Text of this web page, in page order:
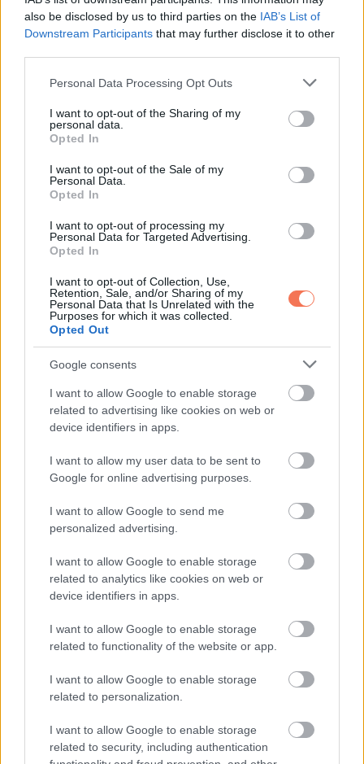
also be disclosed by us to third parties on the IAB’s List of
Downstream Participants that may further disclose it to other
Please note that this website/app uses one or more Google
not limited to your visit or usage behaviour. You may click to
grant or deny consent to Google and its third-party tags to
use your data for below specified purposes in below Google
consent section.
Personal Data Processing Opt Outs
I want to opt-out of the Sharing of my
personal data.
Opted In
I want to opt-out of the Sale of my
Personal Data.
Opted In
I want to opt-out of processing my
Personal Data for Targeted Advertising.
Opted In
I want to opt-out of Collection, Use,
Retention, Sale, and/or Sharing of my
Personal Data that Is Unrelated with the
Purposes for which it was collected.
Opted Out
Google consents
I want to allow Google to enable storage
related to advertising like cookies on web or
device identifiers in apps.
I want to allow my user data to be sent to
Google for online advertising purposes.
I want to allow Google to send me
personalized advertising.
I want to allow Google to enable storage
related to analytics like cookies on web or
device identifiers in apps.
I want to allow Google to enable storage
related to functionality of the website or app.
I want to allow Google to enable storage
related to personalization.
I want to allow Google to enable storage
related to security, including authentication
belőled örömet, dühöt vagy éppen szomorúságot. Egy
régóta húzódó döntés meghozatalának ideje érkezett el, és
érkezhet a válasz. A kapcsolataid terén elmélyülés várható –
lehet, hogy egy beszélgetés teljesen új dimenziót nyit meg
közted és valaki között, akit eddig talán félreértettél.
kereshet meg, de jobban teszed, ha minden apróbetűs részt
elolvasol, mert a látszat most könnyen csalhat. Szerelmi
téren kiegyensúlyozottságot és megértést élhetsz meg,
főleg ha nem ragaszkodsz mereven a saját igazadhoz, és
különleges energiákat hordoz önismeret és fejlődés
szempontjából: ha egyedül maradsz egy kicsit, meglepő
felfedezésekre juthatsz saját magaddal kapcsolatban. Egy
kisebb családi vita is adódhat, de ha nem hagyod, hogy
eluralkodjon rajtad a feszültség, a vége inkább közelebb hoz
benneteket egymáshoz. Egy új ismeretség vagy találkozás
váratlanul fontos szerepet kaphat az elkövetkező hetekben,
figyelj a jelekre. A nap végén úgy érezheted, hogy sokkal
többet adtál, mint amennyit kaptál, de ne aggódj – az
Hét év szerencse vár, ha kedvelés és a
Skorpió (10.23.–11.21.)
Ma olyan mély érzelmek törhetnek felszínre, amikre talán
még te sem voltál felkészülve, és bár elsőre ijesztőnek
tűnhet ez az érzelmi intenzitás, ha bátran szembenézel
vele, hatalmas tisztulást élhetsz át. Egy múltbeli esemény új
benne a tanítást, nem csak a fájdalmat. Egy titok derülhet ki,